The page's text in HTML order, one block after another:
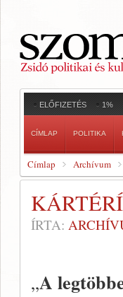
ELŐFIZETÉS 1%
CÍMLAP POLITIKA
Címlap Archívum
ÍRTA:
„A